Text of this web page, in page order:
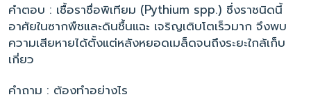
คำตอบ : เชื้อราชื่อพิเทียม (Pythium spp.) ซึ่งราชนิดนี้
อาศัยในซากพืชและดินชื้นแฉะ เจริญเติบโตเร็วมาก จึงพบ
ความเสียหายได้ตั้งแต่หลังหยอดเมล็ดจนถึงระยะใกล้เก็บ
เกี่ยว
คำถาม : ต้องทำอย่างไร